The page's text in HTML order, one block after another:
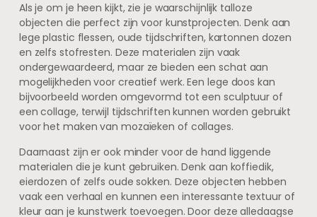
Als je om je heen kijkt, zie je waarschijnlijk talloze
objecten die perfect zijn voor kunstprojecten. Denk aan
lege plastic flessen, oude tijdschriften, kartonnen dozen
en zelfs stofresten. Deze materialen zijn vaak
ondergewaardeerd, maar ze bieden een schat aan
mogelijkheden voor creatief werk. Een lege doos kan
bijvoorbeeld worden omgevormd tot een sculptuur of
een collage, terwijl tijdschriften kunnen worden gebruikt
voor het maken van mozaïeken of collages.
Daarnaast zijn er ook minder voor de hand liggende
materialen die je kunt gebruiken. Denk aan koffiedik,
eierdozen of zelfs oude sokken. Deze objecten hebben
vaak een verhaal en kunnen een interessante textuur of
kleur aan je kunstwerk toevoegen. Door deze alledaagse